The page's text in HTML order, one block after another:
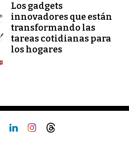
Los gadgets
innovadores que están
transformando las
tareas cotidianas para
los hogares